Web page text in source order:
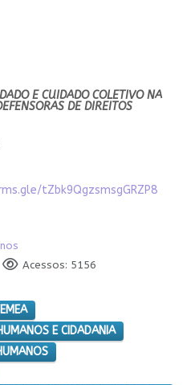
E CUIDADO COLETIVO NA
DE DIREITOS
tZbk9QgzsmsgGRZP8
Acessos: 5156
E CIDADANIA